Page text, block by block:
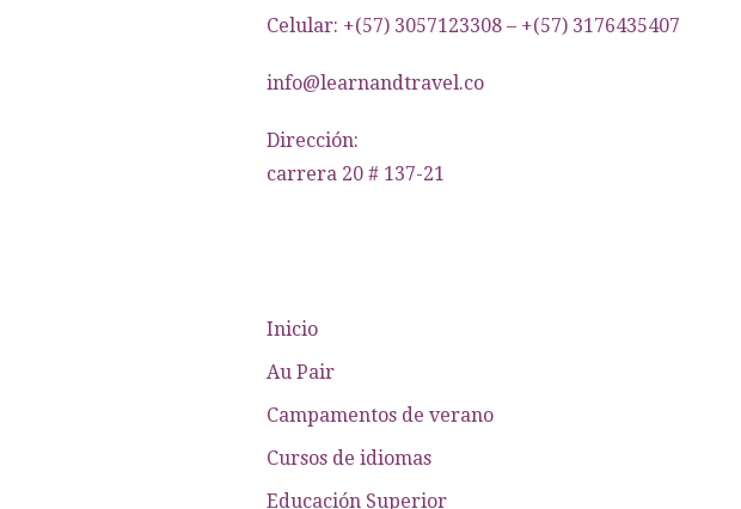
Celular: +(57) 3057123308 – +(57) 3176435407
info@learnandtravel.co
Dirección:
carrera 20 # 137-21
Inicio
Au Pair
Campamentos de verano
Cursos de idiomas
Educación Superior